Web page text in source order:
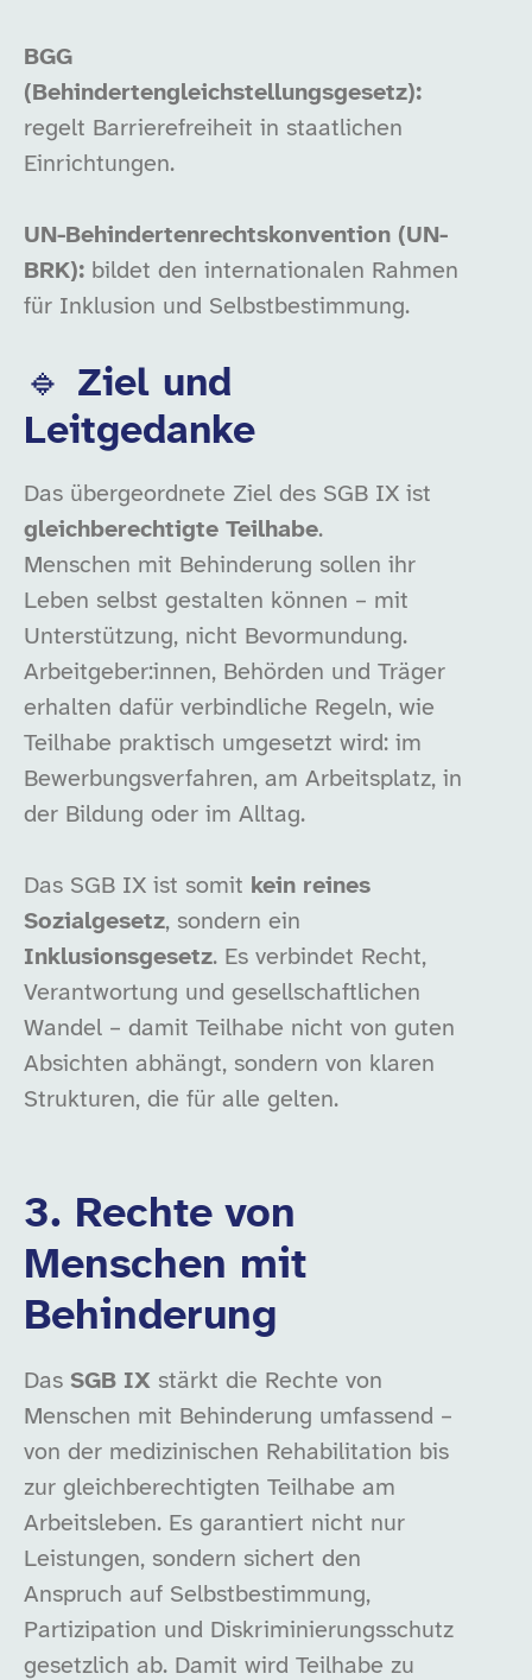
BGG
(Behindertengleichstellungsgesetz):
regelt Barrierefreiheit in staatlichen
Einrichtungen.
UN-Behindertenrechtskonvention (UN-
BRK): bildet den internationalen Rahmen
für Inklusion und Selbstbestimmung.
🔹 Ziel und
Leitgedanke
Das übergeordnete Ziel des SGB IX ist
gleichberechtigte Teilhabe.
Menschen mit Behinderung sollen ihr
Leben selbst gestalten können – mit
Unterstützung, nicht Bevormundung.
Arbeitgeber:innen, Behörden und Träger
erhalten dafür verbindliche Regeln, wie
Teilhabe praktisch umgesetzt wird: im
Bewerbungsverfahren, am Arbeitsplatz, in
der Bildung oder im Alltag.
Das SGB IX ist somit kein reines
Sozialgesetz, sondern ein
Inklusionsgesetz. Es verbindet Recht,
Verantwortung und gesellschaftlichen
Wandel – damit Teilhabe nicht von guten
Absichten abhängt, sondern von klaren
Strukturen, die für alle gelten.
3. Rechte von
Menschen mit
Behinderung
Das SGB IX stärkt die Rechte von
Menschen mit Behinderung umfassend –
von der medizinischen Rehabilitation bis
zur gleichberechtigten Teilhabe am
Arbeitsleben. Es garantiert nicht nur
Leistungen, sondern sichert den
Anspruch auf Selbstbestimmung,
Partizipation und Diskriminierungsschutz
gesetzlich ab. Damit wird Teilhabe zu